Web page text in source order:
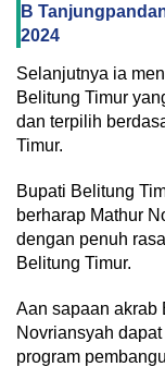
B
2024
Selanjutnya ia
Belitung Timur
dan terpilih
Timur.
Bupati Belitung
berharap Mathur
dengan penuh
Belitung Timur.
Aan sapaan akrab
Novriansyah
program